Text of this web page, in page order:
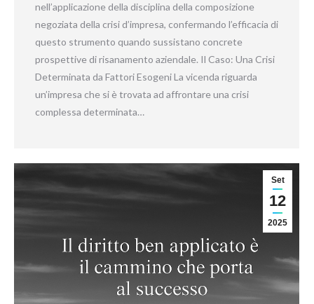
nell’applicazione della disciplina della composizione
negoziata della crisi d’impresa, confermando l’efficacia di
questo strumento quando sussistano concrete
prospettive di risanamento aziendale. Il Caso: Una Crisi
Determinata da Fattori Esogeni La vicenda riguarda
un’impresa che si è trovata ad affrontare una crisi
complessa determinata…
Set
12
2025